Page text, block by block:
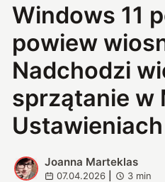
Windows 11
powiew
Nadchodzi
sprzątanie w
Ustawieniach
J
Joanna Marteklas
07.04.2026 3 min